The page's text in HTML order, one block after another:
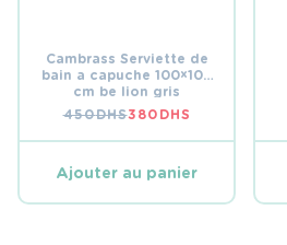
Cambrass Serviette de
bain a capuche 100×100
cm be lion gris
450DHSLE
PRIX
ÉTAIT :
380 DHS
LE
PRIX
EST :
Ajouter au panier